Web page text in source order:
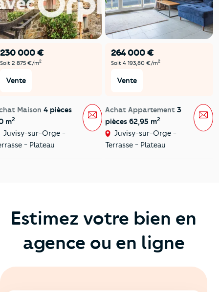
230 000 €
Soit 2 875 €/m2
Vente
Maison 4 pièces
m2
Juvisy-sur-Orge -
- Plateau
Message
264 000 €
Soit 4 193,80 €/m2
Vente
Achat Appartement 3
pièces 62,95 m2
Juvisy-sur-Orge -
Terrasse - Plateau
Estimez votre bien en
agence ou en ligne